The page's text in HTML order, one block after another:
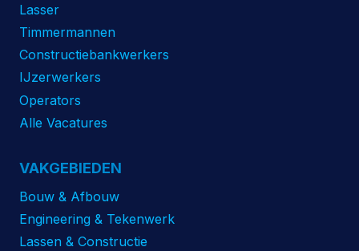
Lasser
Timmermannen
Constructiebankwerkers
IJzerwerkers
Operators
Alle Vacatures
VAKGEBIEDEN
Bouw & Afbouw
Engineering & Tekenwerk
Lassen & Constructie